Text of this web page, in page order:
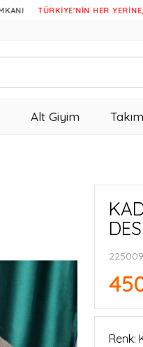
TÜRKİYE'NİN HER YERİNE,KARGO
Alt Giyim Takım
Renk: